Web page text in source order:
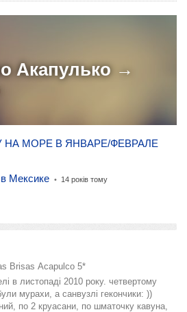
Акапулько →
МОРЕ В ЯНВАРЕ/ФЕВРАЛЕ
Мексике • 14 років тому
Brisas Acapulco 5*
в листопаді 2010 року. четвертому
мурахи, а санвузлі гекончики: ))
по 2 круасани, по шматочку кавуна,